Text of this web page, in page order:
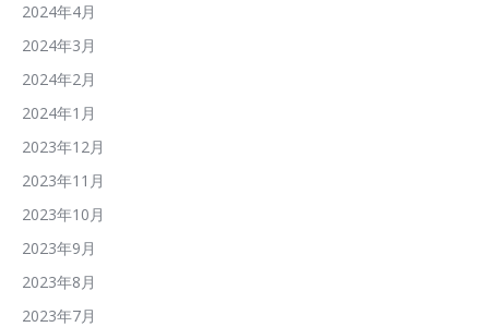
2024年4月
2024年3月
2024年2月
2024年1月
2023年12月
2023年11月
2023年10月
2023年9月
2023年8月
2023年7月